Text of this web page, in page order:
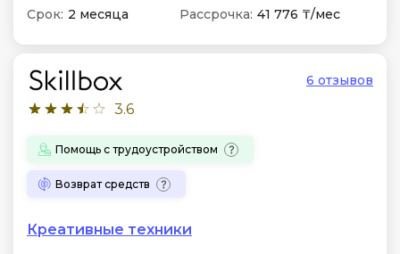
Срок: 2 месяца Рассрочка: 41 776 ₸/мес
3.6
6 отзывов
Помощь с трудоустройством
Возврат средств
Креативные техники